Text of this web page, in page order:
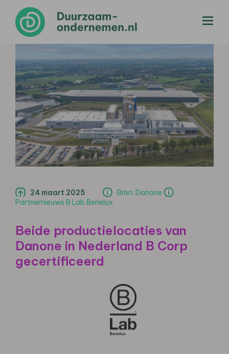
24 maart 2025
Bron: Danone
Partnernieuws B Lab Benelux
Beide productielocaties van
Danone in Nederland B Corp
gecertificeerd